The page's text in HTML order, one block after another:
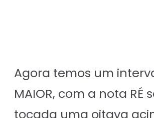
Agora temos um
MAIOR, com a nota RÉ
tocada uma oitava